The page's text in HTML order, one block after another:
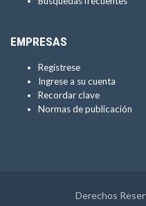
EMPRESAS
Regístrese
Ingrese a su cuenta
Recordar clave
Normas de publicación
Derechos